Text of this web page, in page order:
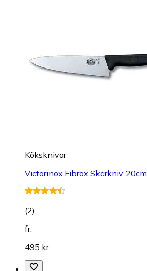
Köksknivar
Victorinox Fibrox Skärkniv 20cm
(2)
fr.
495 kr